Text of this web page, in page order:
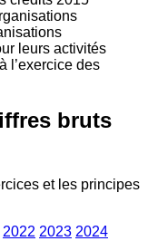
leurs activités
l’exercice des
bruts
et les principes
2022 2023 2024